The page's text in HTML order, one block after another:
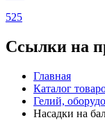
525
Ссылки на
Главная
Каталог
Гелий,
Насадки на